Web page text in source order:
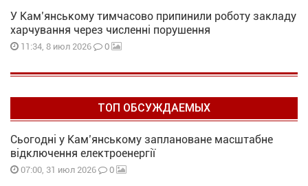
У Кам’янському тимчасово припинили роботу закладу
харчування через численні порушення
11:34, 8 июл 2026 0
ТОП ОБСУЖДАЕМЫХ
Сьогодні у Кам’янському заплановане масштабне
відключення електроенергії
07:00, 31 июл 2026 0